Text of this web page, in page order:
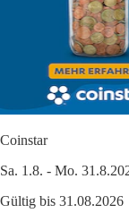
Coinstar
Sa. 1.8. - Mo.
Gültig bis 31.08.2026